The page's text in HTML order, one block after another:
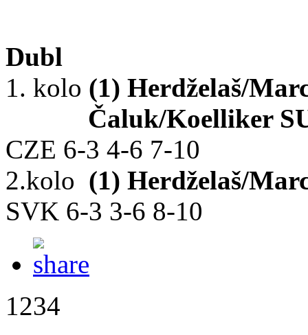
Dubl
1. kolo (1) Herdželaš/
Čaluk/Koelliker
CZE 6-3 4-6 7-10
2.kolo (1) Herdželaš/
SVK 6-3 3-6 8-10
1234